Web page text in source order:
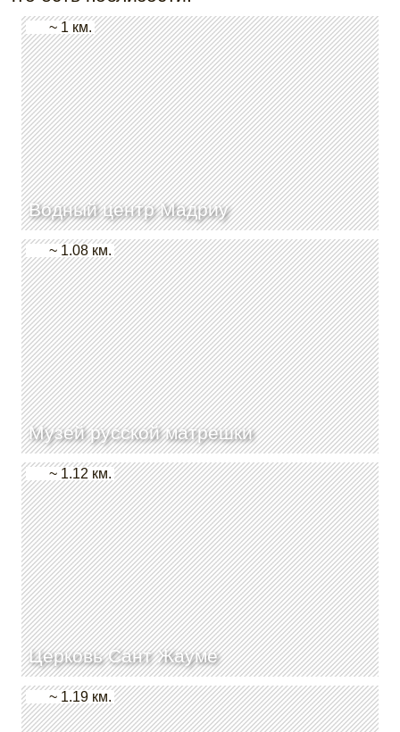
Водный центр Мадриу
~ 1 км.
Музей русской матрешки
~ 1.08 км.
Церковь Сант Жауме
~ 1.12 км.
~ 1.19 км.